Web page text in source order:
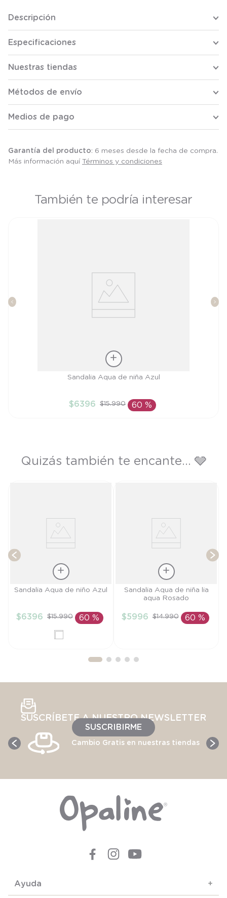
Descripción
Especificaciones
Nuestras tiendas
Métodos de envío
Medios de pago
Garantía del producto: 6 meses desde la fecha de compra.
Más información aquí Términos y condiciones
También te podría interesar
AÑADIR AL CARRITO
Sandalia Aqua de niña Azul
$6396 $15.990 60 %
Quizás también te encante... 🩶
Talla
AÑADIR AL
CARRITO
Sandalia Aqua de niño Azul
$6396 $15.990 60 %
Talla
AÑADIR AL
Sandalia Aqua de niña lia
aqua Rosado
$5996 $14.990 60 %
SUSCRÍBETE A NUESTRO NEWSLETTER
SUSCRIBIRME
Cambio Gratis en nuestras tiendas
Ayuda +